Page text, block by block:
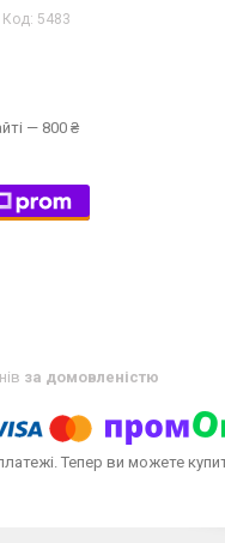
Код: 5483
— 800 ₴
за домовленістю
Тепер ви можете